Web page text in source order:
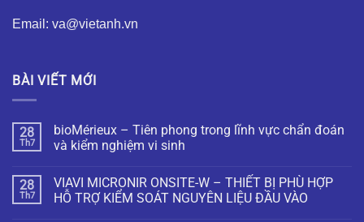
Email: va@vietanh.vn
BÀI VIẾT MỚI
28
Th7
bioMérieux – Tiên phong trong lĩnh vực chẩn đoán
và kiểm nghiệm vi sinh
28
Th7
VIAVI MICRONIR ONSITE-W – THIẾT BỊ PHÙ HỢP
HỖ TRỢ KIỂM SOÁT NGUYÊN LIỆU ĐẦU VÀO